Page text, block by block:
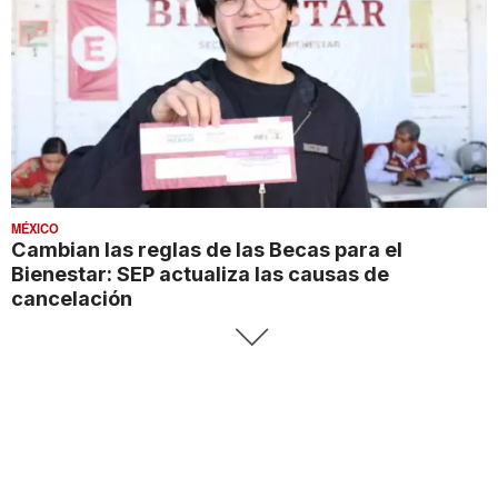
MÉXICO
Cambian las reglas de las Becas para el
Bienestar: SEP actualiza las causas de
cancelación